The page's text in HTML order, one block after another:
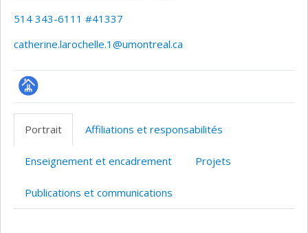
514 343-6111 #41337
catherine.larochelle.1@umontreal.ca
Page
Portrait Affiliations et responsabilités
Enseignement et encadrement Projets
Publications et communications